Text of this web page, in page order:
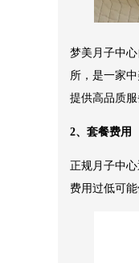
梦美月子中
所，是一家
提供高品质服
2、套餐费用
正规月子中
费用过低可